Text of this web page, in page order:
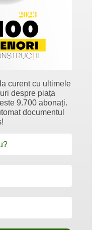
curent cu ultimele
despre piața
9.700 abonați.
documentul